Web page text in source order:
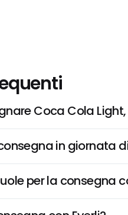
Coca Cola Light,
in giornata
per la consegna